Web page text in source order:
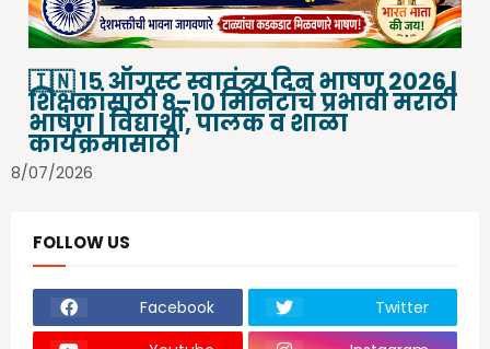
🇮🇳 १५ ऑगस्ट स्वातंत्र्य दिन भाषण 2026 |
शिक्षकांसाठी ८–१० मिनिटांचे प्रभावी मराठी
भाषण | विद्यार्थी, पालक व शाळा
कार्यक्रमासाठी
8/07/2026
FOLLOW US
Facebook
Twitter